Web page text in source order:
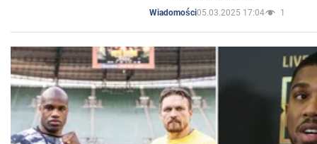
Wiadomości05.03.2025 17:04 1